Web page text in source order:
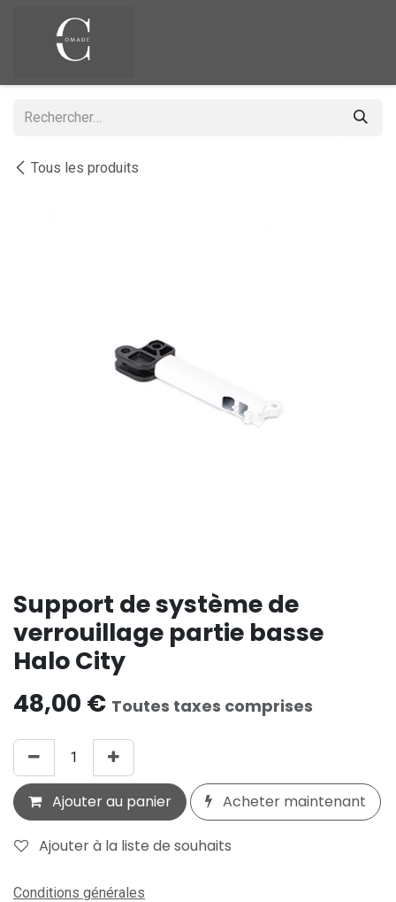
Tous les produits
Support de système de
verrouillage partie basse
Halo City
48,00 € Toutes taxes comprises
Ajouter au panier Acheter maintenant
Ajouter à la liste de souhaits
Conditions générales